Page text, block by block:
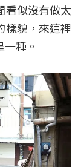
看似沒有做太
樣貌，來這裡
種。